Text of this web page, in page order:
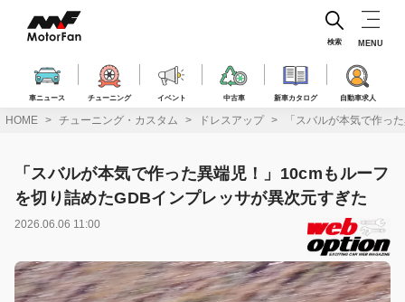
ス
車ニュース チューニング イベント 中古車 新車カタログ 自動車求人
検索 MENU
HOME チューニング・カスタム ドレスアップ 「スバルが本気で作っ
「スバルが本気で作った異端児！」10cmもルーフ
を切り詰めたGDBインプレッサが異次元すぎた
2026.06.06 11:00